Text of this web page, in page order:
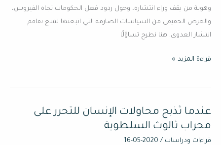
وهوية من يقف وراء انتشاره، وحول ردود فعل الحكومات تجاه الفيروس،
والغرض الحقيقي من السياسات الصارمة التي اتبعتها لمنع تفاقم
انتشار العدوى. هنا نطرح تساؤلًا
قراءة المزيد »
عندما تُذبح محاولات الإنسان للتحرر على
محراب ثالوث السلطوية
قراءات ودراسات /
2020-05-16
عندما
تُذبح
محاولات